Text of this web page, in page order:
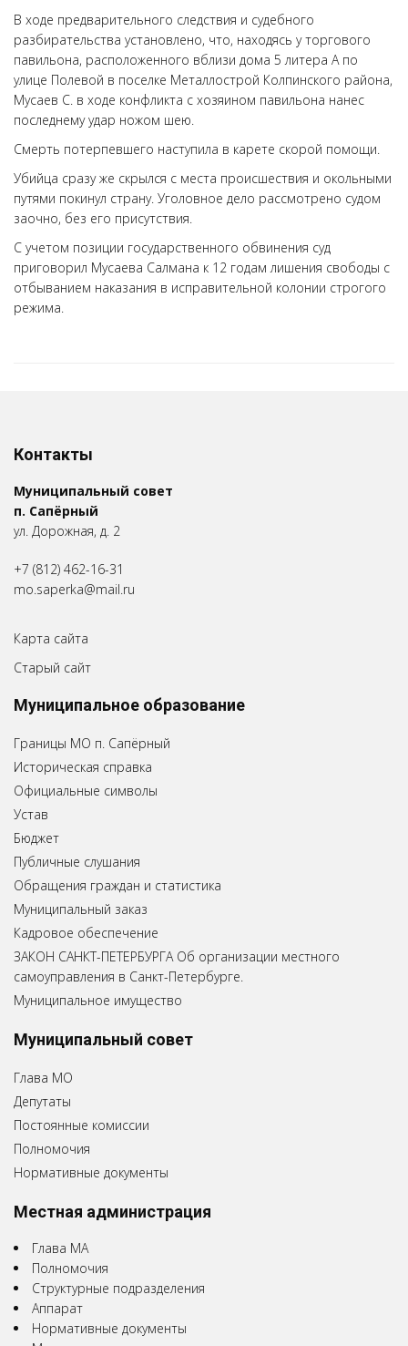
В ходе предварительного следствия и судебного
разбирательства установлено, что, находясь у торгового
павильона, расположенного вблизи дома 5 литера А по
улице Полевой в поселке Металлострой Колпинского района,
Мусаев С. в ходе конфликта с хозяином павильона нанес
последнему удар ножом шею.
Смерть потерпевшего наступила в карете скорой помощи.
Убийца сразу же скрылся с места происшествия и окольными
путями покинул страну. Уголовное дело рассмотрено судом
заочно, без его присутствия.
С учетом позиции государственного обвинения суд
приговорил Мусаева Салмана к 12 годам лишения свободы с
отбыванием наказания в исправительной колонии строгого
режима.
Контакты
Муниципальный совет
п. Сапёрный
ул. Дорожная, д. 2
+7 (812) 462-16-31
mo.saperka@mail.ru
Карта сайта
Старый сайт
Муниципальное образование
Границы МО п. Сапёрный
Историческая справка
Официальные символы
Устав
Бюджет
Публичные слушания
Обращения граждан и статистика
Муниципальный заказ
Кадровое обеспечение
ЗАКОН САНКТ-ПЕТЕРБУРГА Об организации местного
самоуправления в Санкт-Петербурге.
Муниципальное имущество
Муниципальный совет
Глава МО
Депутаты
Постоянные комиссии
Полномочия
Нормативные документы
Местная администрация
Глава МА
Полномочия
Структурные подразделения
Аппарат
Нормативные документы